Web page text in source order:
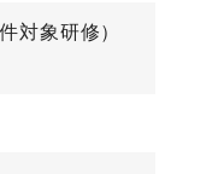
対象研修）